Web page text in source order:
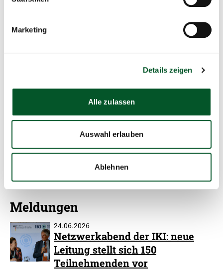
Marketing
Details zeigen
Alle zulassen
Auswahl erlauben
Ablehnen
Mehr erfahren
Mehr erfahren
(IKI)
Meldungen
24.06.2026
Netzwerkabend der IKI: neue
Leitung stellt sich 150
Teilnehmenden vor